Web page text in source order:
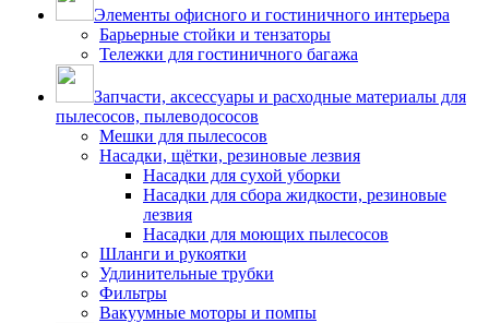
Элементы офисного и гостиничного интерьера
Барьерные стойки и тензаторы
Тележки для гостиничного багажа
Запчасти, аксессуары и расходные материалы для
пылесосов, пылеводососов
Мешки для пылесосов
Насадки, щётки, резиновые лезвия
Насадки для сухой уборки
Насадки для сбора жидкости, резиновые
лезвия
Насадки для моющих пылесосов
Шланги и рукоятки
Удлинительные трубки
Фильтры
Вакуумные моторы и помпы